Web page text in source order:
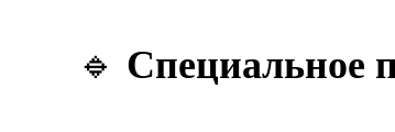
🔹 Специальное